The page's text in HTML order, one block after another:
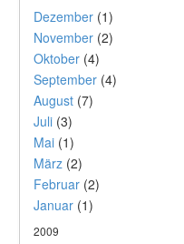
Dezember (1)
November (2)
Oktober (4)
September (4)
August (7)
Juli (3)
Mai (1)
März (2)
Februar (2)
Januar (1)
2009